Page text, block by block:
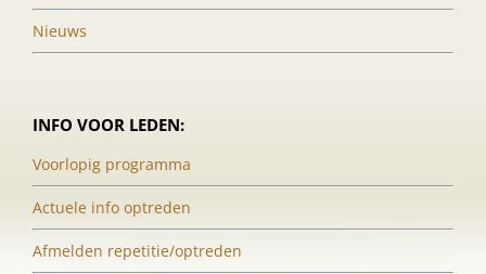
Nieuws
INFO VOOR LEDEN:
Voorlopig programma
Actuele info optreden
Afmelden repetitie/optreden